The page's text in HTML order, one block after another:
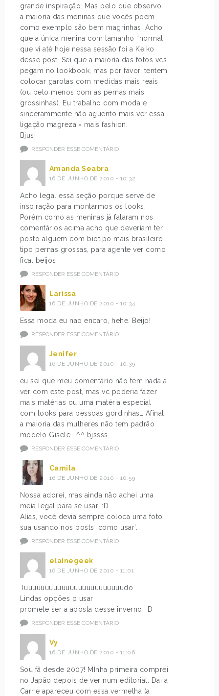
grande inspiração. Mas pelo que observo,
a maioria das meninas que vocês poem
como exemplo são bem magrinhas. Acho
que a única menina com tamanho “normal”
que vi até hoje nessa sessão foi a Keiko
desse post. Sei que a maioria das fotos vcs
pegam no lookbook, mas por favor, tentem
colocar garotas com medidas mais reais
(ou pelo menos com as pernas mais
grossinhas). Eu trabalho com moda e
sincerammente não aguento mais ver essa
ligação magreza = mais fashion.
Bjus!
RESPONDER ESSE COMENTÁRIO
Amanda Seabra
16 DE JUNHO DE 2010 - 10:32
Acho legal essa seção porque serve de
inspiração para montarmos os looks.
Porém como as meninas já falaram nos
comentários acima acho que deveriam ter
posto alguém com biotipo mais brasileiro,
tipo pernas grossas, para agente ver como
fica. beijos
RESPONDER ESSE COMENTÁRIO
Larissa
16 DE JUNHO DE 2010 - 10:34
Essa moda eu nao encaro, hehe. Beijo!
RESPONDER ESSE COMENTÁRIO
Jenifer
16 DE JUNHO DE 2010 - 10:39
eu sei que meu comentário não tem nada a
ver com este post, mas vc poderia fazer
mais matérias ou uma matéria especial
com looks para pessoas gordinhas… Afinal,
a maioria das mulheres não tem padrão
modelo Gisele… ^^ bjssss
RESPONDER ESSE COMENTÁRIO
Camila
16 DE JUNHO DE 2010 - 10:59
Nossa adorei, mas ainda não achei uma
meia legal para se usar. :D
Alias, você devia sempre coloca uma foto
sua usando nos posts ‘como usar’.
RESPONDER ESSE COMENTÁRIO
elainegeek
16 DE JUNHO DE 2010 - 11:01
Tuuuuuuuuuuuuuuuuuuuuuuuudo
Lindas opções p usar
promete ser a aposta desse inverno =D
RESPONDER ESSE COMENTÁRIO
Vy
16 DE JUNHO DE 2010 - 11:06
Sou fã desde 2007! MInha primeira comprei
no Japão depois de ver num editorial. Dai a
Carrie apareceu com essa vermelha (a